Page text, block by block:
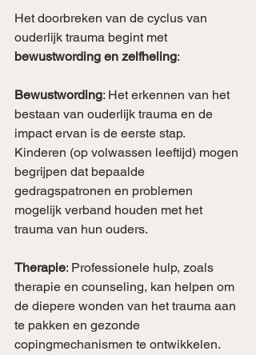
Het doorbreken van de cyclus van
ouderlijk trauma begint met
bewustwording en zelfheling:
Bewustwording: Het erkennen van het
bestaan van ouderlijk trauma en de
impact ervan is de eerste stap.
Kinderen (op volwassen leeftijd) mogen
begrijpen dat bepaalde
gedragspatronen en problemen
mogelijk verband houden met het
trauma van hun ouders.
Therapie: Professionele hulp, zoals
therapie en counseling, kan helpen om
de diepere wonden van het trauma aan
te pakken en gezonde
copingmechanismen te ontwikkelen.